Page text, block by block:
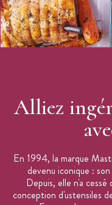
Les + produit :
Mesure la
Caractéristiques du
Thermomètre de
Thermo sonde de
2 sondes de cuisson :
K
Alliez
En 1994, la marque
devenu iconique :
Depuis, elle n'a
conception d'ustensiles